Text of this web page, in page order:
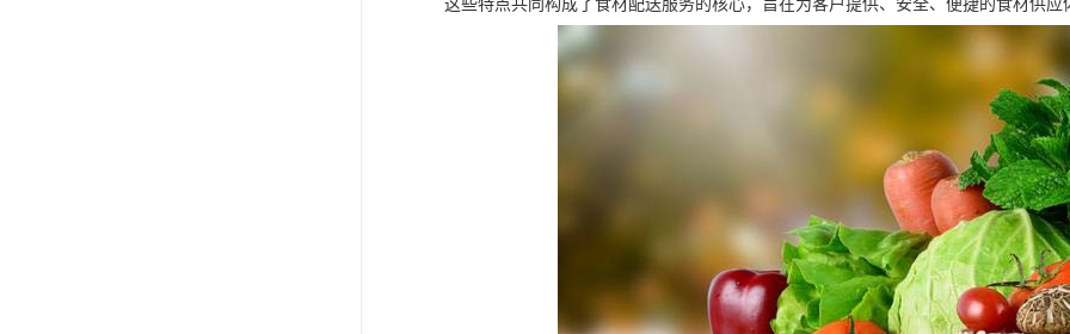
这些特点共同构成了食材配送服务的核心，旨在为客户提供、安全、便捷的食材供应